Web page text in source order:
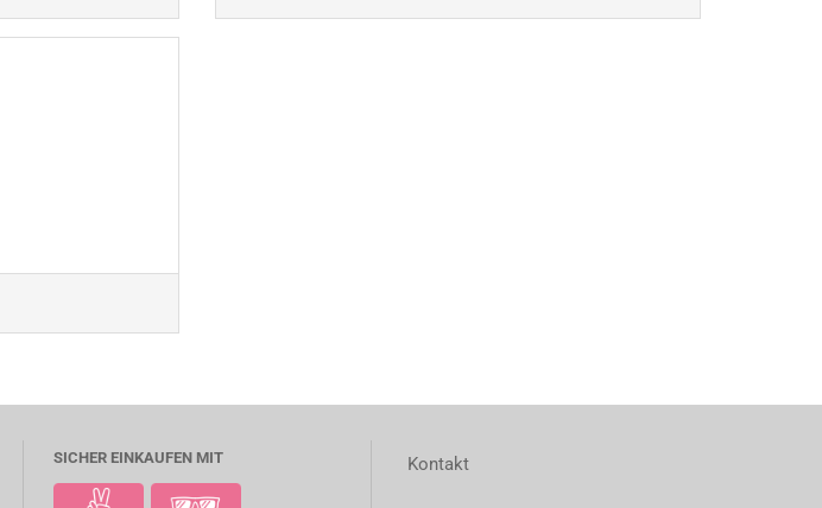
SICHER EINKAUFEN MIT Kontakt